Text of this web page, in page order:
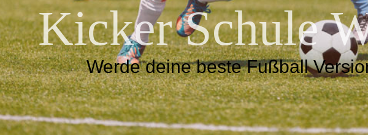
Kicker Schule
Werde deine beste Fußball